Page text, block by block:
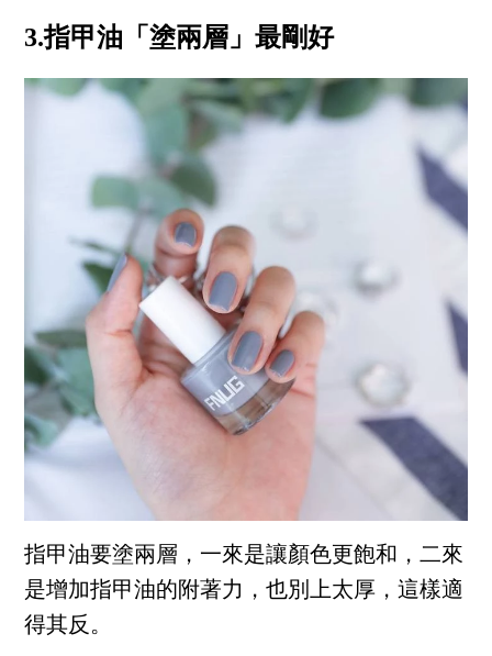
3.指甲油「塗兩層」最剛好
指甲油要塗兩層，一來是讓顏色更飽和，二來
是增加指甲油的附著力，也別上太厚，這樣適
得其反。